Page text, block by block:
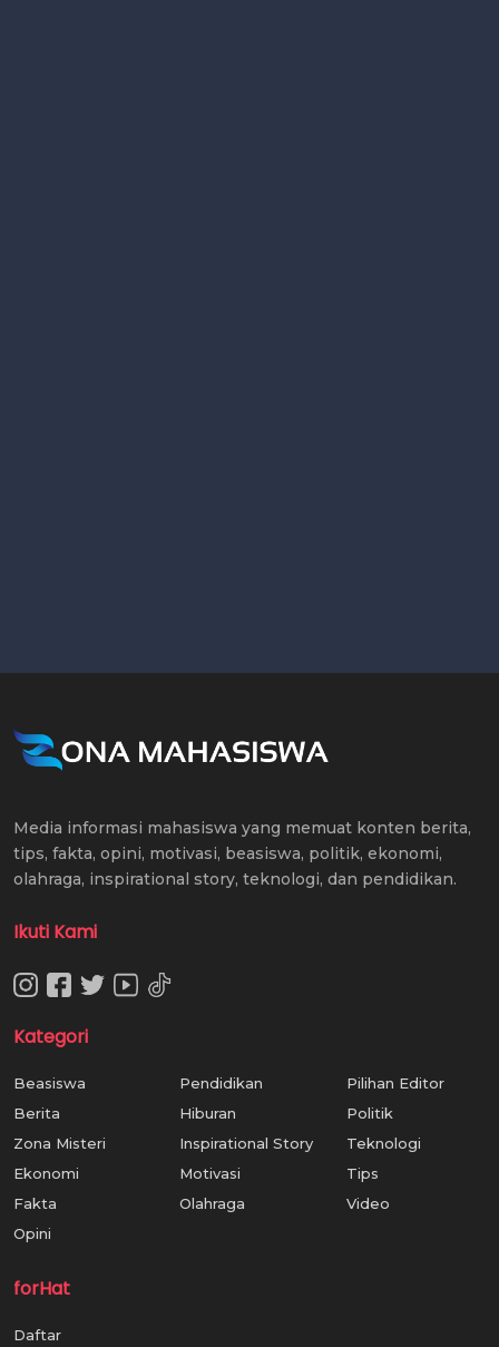
Media informasi mahasiswa yang memuat konten berita,
tips, fakta, opini, motivasi, beasiswa, politik, ekonomi,
olahraga, inspirational story, teknologi, dan pendidikan.
Ikuti Kami
Kategori
Beasiswa
Berita
Zona Misteri
Ekonomi
Fakta
Opini
Pendidikan
Hiburan
Inspirational Story
Motivasi
Olahraga
Pilihan Editor
Politik
Teknologi
Tips
Video
forHat
Daftar